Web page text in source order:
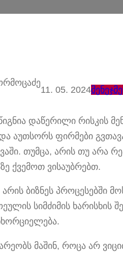
11. 05. 2024
დაწერილი რისკის
აუთსორს ფირმები
თუმცა, არის თუ არა
ქვემოთ ვისაუბრებთ.
არის ბიზნეს პროცესებში
სიმძიმის ხარისხის
მაშინ, როცა არ